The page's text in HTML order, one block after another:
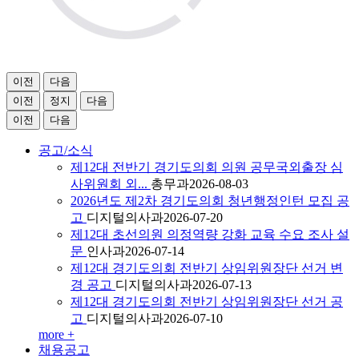
이전
다음
이전
정지
다음
이전
다음
공고/소식
제12대 전반기 경기도의회 의원 공무국외출장 심
사위원회 외... 총무과2026-08-03
2026년도 제2차 경기도의회 청년행정인턴 모집 공
고 디지털의사과2026-07-20
제12대 초선의원 의정역량 강화 교육 수요 조사 설
문 인사과2026-07-14
제12대 경기도의회 전반기 상임위원장단 선거 변
경 공고 디지털의사과2026-07-13
제12대 경기도의회 전반기 상임위원장단 선거 공
고 디지털의사과2026-07-10
more +
채용공고